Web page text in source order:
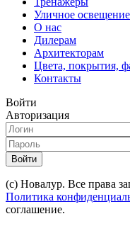
Уличное освещение
О нас
Дилерам
Архитекторам
Цвета, покрытия,
Контакты
Войти
Авторизация
Войти
(с) Новалур. Все права
Политика
соглашение.